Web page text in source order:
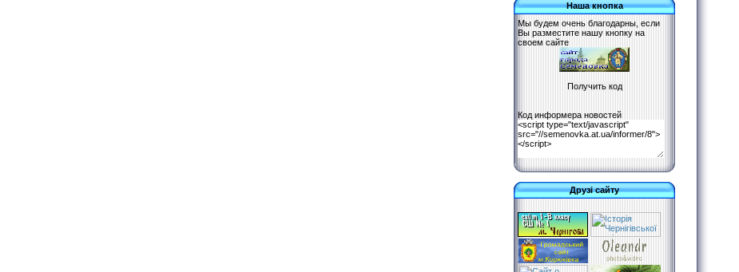
Наша кнопка
Мы будем очень благодарны, если
Вы разместите нашу кнопку на
своем сайте
Код информера новостей
Друзі сайту